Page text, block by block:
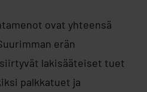
ovat yhteensä
erän
lakisääteiset tuet
palkkatuet ja